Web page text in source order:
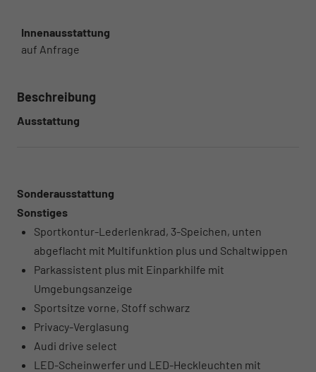
Innenausstattung
auf Anfrage
Beschreibung
Ausstattung
Sonderausstattung
Sonstiges
Sportkontur-Lederlenkrad, 3-Speichen, unten
abgeflacht mit Multifunktion plus und Schaltwippen
Parkassistent plus mit Einparkhilfe mit
Umgebungsanzeige
Sportsitze vorne, Stoff schwarz
Privacy-Verglasung
Audi drive select
LED-Scheinwerfer und LED-Heckleuchten mit